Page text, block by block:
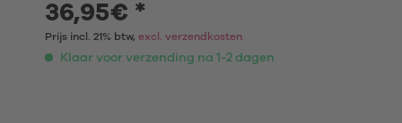
36,95€ *
Prijs incl. 21% btw, excl. verzendkosten
Klaar voor verzending na 1-2 dagen